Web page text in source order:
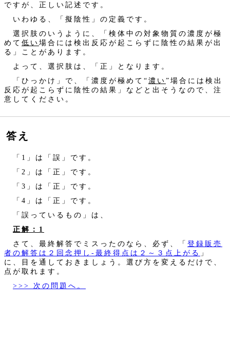
ですが、正しい記述です。
いわゆる、「擬陰性」の定義です。
選択肢のいうように、「検体中の対象物質の濃度が極
めて 低い場合には検出反応が起こらずに陰性の結果が出
る」ことがあります。
よって、選択肢は、「正」となります。
「ひっかけ」で、「濃度が極めて“濃い”場合には検出
反応が起こらずに陰性の結果」などと出そうなので、注
意してください。
答え
「1」は「誤」です。
「2」は「正」です。
「3」は「正」です。
「4」は「正」です。
「誤っているもの」は、
正解：1
さて、最終解答でミスったのなら、必ず、「 登録販売
者の解答は２回念押し‐最終得点は２～３点上がる 」
に、目を通しておきましょう。選び方を変えるだけで、
点が取れます。
>>> 次の問題へ。